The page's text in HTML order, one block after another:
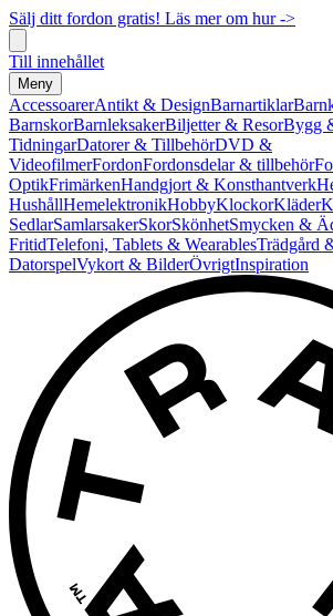
Sälj ditt fordon gratis! Läs mer om hur ->
Till innehållet
Meny
AccessoarerAntikt & DesignBarnartiklar
BarnskorBarnleksakerBiljetter & ResorBygg
TidningarDatorer & TillbehörDVD &
VideofilmerFordonFordonsdelar & tillbehör
OptikFrimärkenHandgjort & Konsthantverk
HushållHemelektronikHobbyKlockorKläder
SedlarSamlarsakerSkorSkönhetSmycken &
FritidTelefoni, Tablets & WearablesTrädgård
DatorspelVykort & BilderÖvrigtInspiration